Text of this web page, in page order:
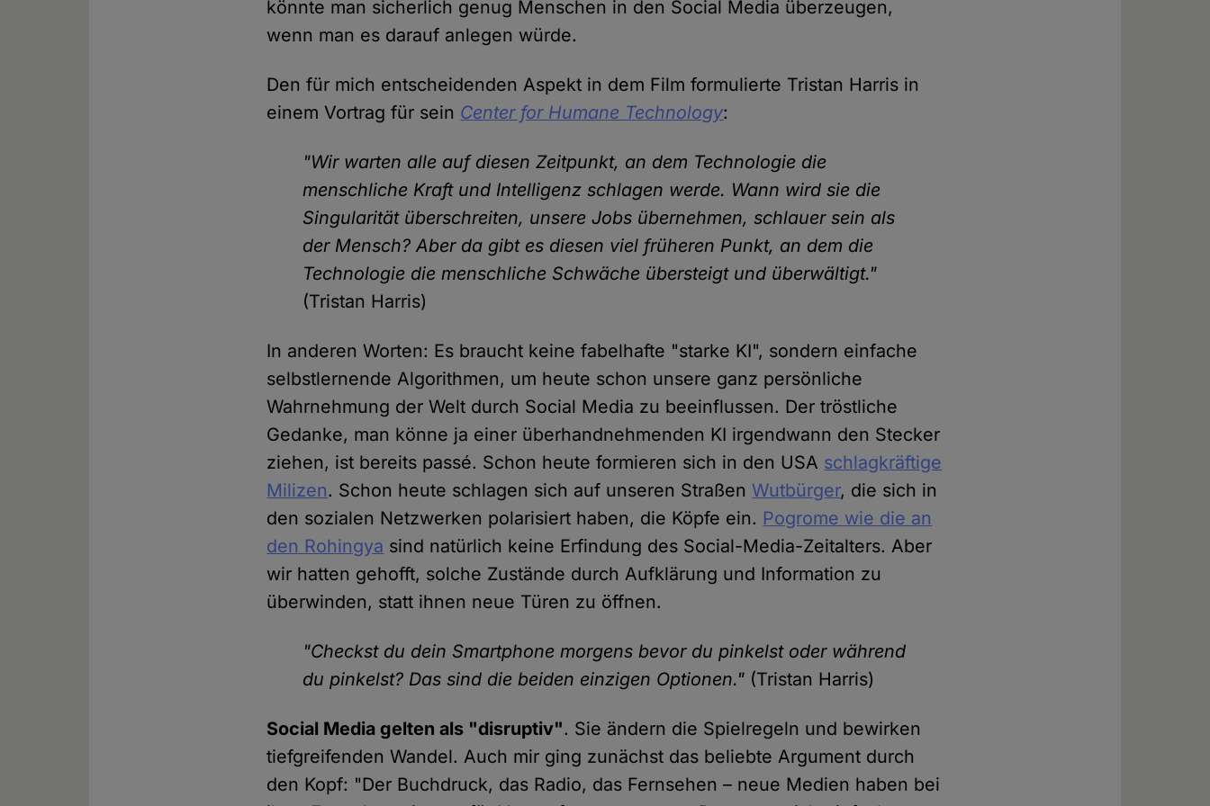
könnte man sicherlich genug Menschen in den Social Media überzeugen,
wenn man es darauf anlegen würde.
Den für mich entscheidenden Aspekt in dem Film formulierte Tristan Harris in
einem Vortrag für sein Center for Humane Technology:
"Wir warten alle auf diesen Zeitpunkt, an dem Technologie die
menschliche Kraft und Intelligenz schlagen werde. Wann wird sie die
Singularität überschreiten, unsere Jobs übernehmen, schlauer sein als
der Mensch? Aber da gibt es diesen viel früheren Punkt, an dem die
Technologie die menschliche Schwäche übersteigt und überwältigt."
(Tristan Harris)
In anderen Worten: Es braucht keine fabelhafte "starke KI", sondern einfache
selbstlernende Algorithmen, um heute schon unsere ganz persönliche
Wahrnehmung der Welt durch Social Media zu beeinflussen. Der tröstliche
Gedanke, man könne ja einer überhandnehmenden KI irgendwann den Stecker
ziehen, ist bereits passé. Schon heute formieren sich in den USA schlagkräftige
Milizen. Schon heute schlagen sich auf unseren Straßen Wutbürger, die sich in
den sozialen Netzwerken polarisiert haben, die Köpfe ein. Pogrome wie die an
den Rohingya sind natürlich keine Erfindung des Social-Media-Zeitalters. Aber
wir hatten gehofft, solche Zustände durch Aufklärung und Information zu
überwinden, statt ihnen neue Türen zu öffnen.
"Checkst du dein Smartphone morgens bevor du pinkelst oder während
du pinkelst? Das sind die beiden einzigen Optionen." (Tristan Harris)
Social Media gelten als "disruptiv". Sie ändern die Spielregeln und bewirken
tiefgreifenden Wandel. Auch mir ging zunächst das beliebte Argument durch
den Kopf: "Der Buchdruck, das Radio, das Fernsehen – neue Medien haben bei